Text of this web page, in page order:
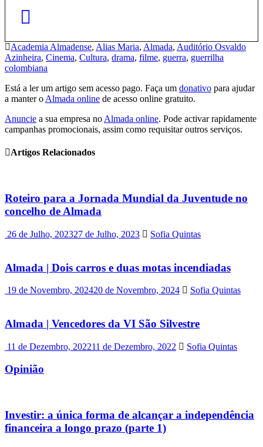
Academia Almadense, Alias Maria, Almada, Auditório Osvaldo
Azinheira, Cinema, Cultura, drama, filme, guerra, guerrilha
colombiana
Está a ler um artigo sem acesso pago. Faça um donativo para ajudar
a manter o Almada online de acesso online gratuito.
Anuncie a sua empresa no Almada online. Pode activar rapidamente
campanhas promocionais, assim como requisitar outros serviços.
Artigos Relacionados
Roteiro para a Jornada Mundial da Juventude no
concelho de Almada
26 de Julho, 202327 de Julho, 2023 Sofia Quintas
Almada | Dois carros e duas motas incendiadas
19 de Novembro, 202420 de Novembro, 2024 Sofia Quintas
Almada | Vencedores da VI São Silvestre
11 de Dezembro, 202211 de Dezembro, 2022 Sofia Quintas
Opinião
Investir: a única forma de alcançar a independência
financeira a longo prazo (parte 1)